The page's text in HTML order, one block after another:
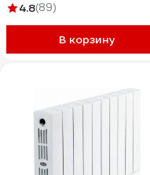
4.8(89)
В корзину